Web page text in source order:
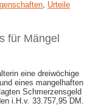
Urteile
für Mängel
eine dreiwöchige
eines mangelhaften
Schmerzensgeld
i.H.v. 33.757,95 DM.